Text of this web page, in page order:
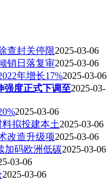
查封关停限2025-03-06
销日落复审2025-03-06
年增长17%2025-03-06
强度正式下调至2025-03-
2025-03-06
拟投建本土2025-03-06
改造升级项2025-03-06
加码欧洲低碳2025-03-06
03-06
2025-03-06